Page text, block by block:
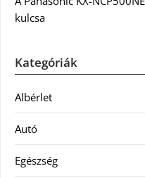
kulcsa
Kategóriák
Albérlet
Autó
Egészség